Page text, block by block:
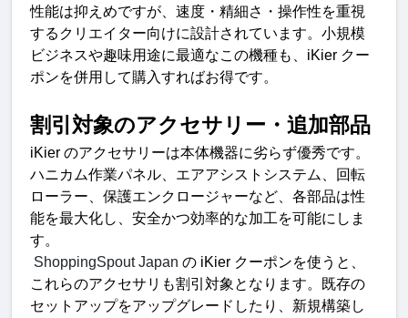
性能は抑えめですが、速度・精細さ・操作性を重視
するクリエイター向けに設計されています。小規模
ビジネスや趣味用途に最適なこの機種も、 iKier クー
ポンを併用して購入すればお得です。
割引対象のアクセサリー・追加部品
iKier のアクセサリーは本体機器に劣らず優秀です。
ハニカム作業パネル、エアアシストシステム、回転
ローラー、保護エンクロージャーなど、各部品は性
能を最大化し、安全かつ効率的な加工を可能にしま
す。
ShoppingSpout Japan の iKier クーポンを使うと、
これらのアクセサリも割引対象となります。既存の
セットアップをアップグレードしたり、新規構築し